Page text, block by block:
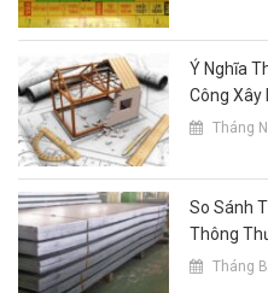
Ý Nghĩa
Công Xây
Tháng
So Sánh
Thông
Tháng